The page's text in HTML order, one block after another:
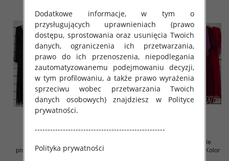
produkt) Roz Standard, Mix Kolor
Sukienki damskie (Włoskie
produkt) Roz Standard, Mix Kolor
Dodatkowe informacje, w tym o
przysługujących uprawnieniach (prawo
dostępu, sprostowania oraz usunięcia Twoich
danych, ograniczenia ich przetwarzania,
prawo do ich przenoszenia, niepodlegania
zautomatyzowanemu podejmowaniu decyzji,
w tym profilowaniu, a także prawo wyrażenia
sprzeciwu wobec przetwarzania Twoich
danych osobowych) znajdziesz w Polityce
prywatności.
---------------------------------------------------
Polityka prywatności